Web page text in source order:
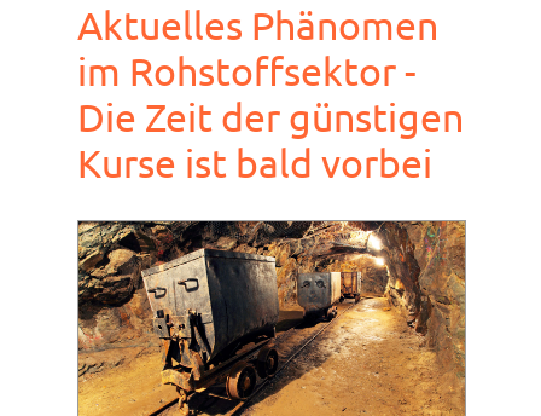
Aktuelles Phänomen
im Rohstoffsektor -
Die Zeit der günstigen
Kurse ist bald vorbei